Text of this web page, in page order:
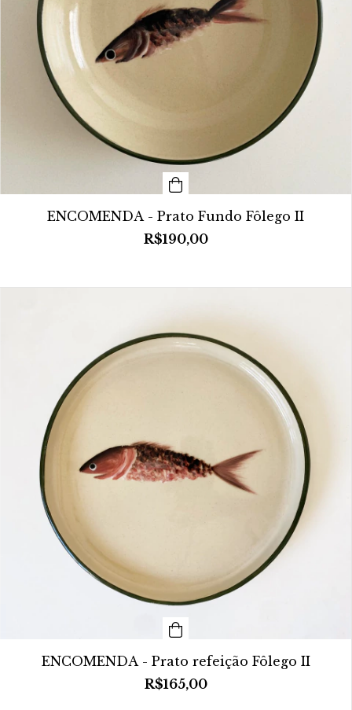
ENCOMENDA - Prato Fundo Fôlego II
R$190,00
ENCOMENDA - Prato refeição Fôlego II
R$165,00